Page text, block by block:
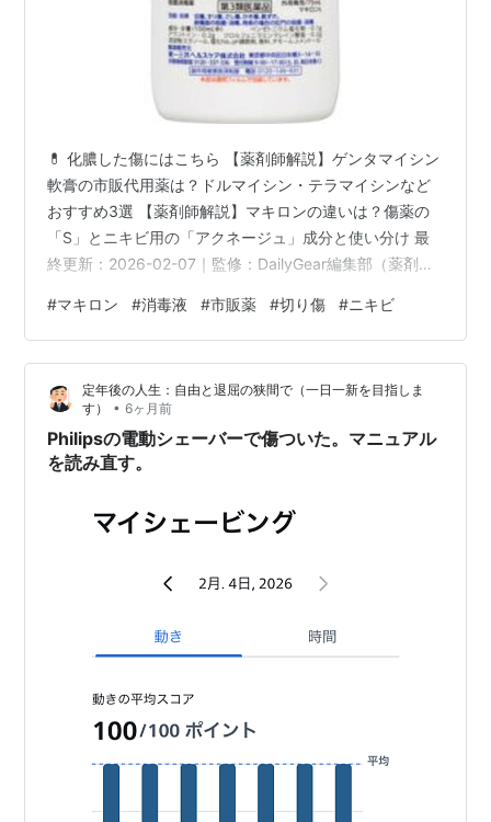
💊 化膿した傷にはこちら 【薬剤師解説】ゲンタマイシン
軟膏の市販代用薬は？ドルマイシン・テラマイシンなど
おすすめ3選 【薬剤師解説】マキロンの違いは？傷薬の
「S」とニキビ用の「アクネージュ」成分と使い分け 最
終更新：2026-02-07｜監修：DailyGear編集部（薬剤
が多いですが、実は**ニキビ治療に特化したシリーズ**
もあることをご存知でしょうか？傷には「マキロンS」、
ニキビには「アクネージュ」と、目的によって選ぶべき
製品が全く異なります。今回は、定番の「マキロンS」、
洗浄もできる「ジェット＆スプレー」、赤ニキビ用の
「アクネージュ ク…
#マキロン #消毒液 #市販薬 #切り傷 #ニキビ
定年後の人生：自由と退屈の狭間で（一日一新を目指しま
す）
• 6ヶ月前
Philipsの電動シェーバーで傷ついた。マニュアル
を読み直す。